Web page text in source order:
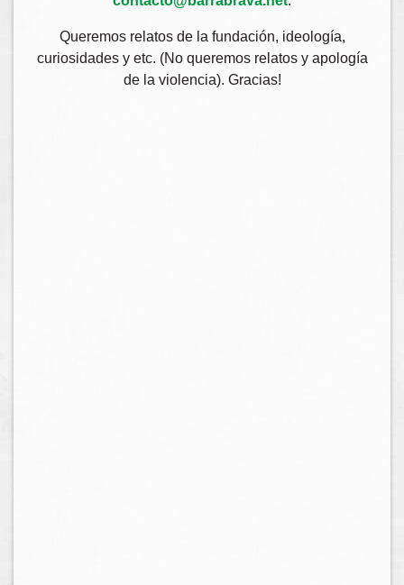
Queremos relatos de la fundación, ideología,
curiosidades y etc. (No queremos relatos y apología
de la violencia). Gracias!